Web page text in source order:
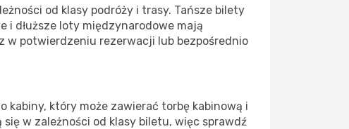
od klasy podróży i trasy. Tańsze bilety
i dłuższe loty międzynarodowe mają
w potwierdzeniu rezerwacji lub bezpośrednio
kabiny, który może zawierać torbę kabinową i
w zależności od klasy biletu, więc sprawdź